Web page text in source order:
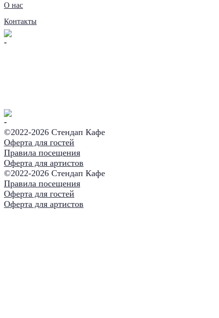
О нас
Контакты
©2022-2026 Стендап Кафе
Оферта для гостей
Правила посещения
Оферта для артистов
©2022-2026 Стендап Кафе
Правила посещения
Оферта для гостей
Оферта для артистов